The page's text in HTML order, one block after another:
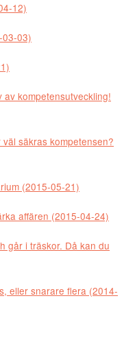
12)
03)
kompetensutveckling!
säkras kompetensen?
(2015-05-21)
affären (2015-04-24)
går i träskor. Då kan du
eller snarare flera (2014-